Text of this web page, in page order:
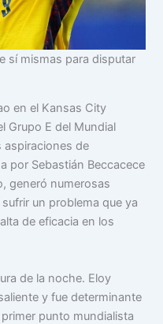
sí mismas para disputar
en el Kansas City
Grupo E del Mundial
aspiraciones de
por Sebastián Beccacece
generó numerosas
un problema que ya
de eficacia en los
de la noche. Eloy
y fue determinante
punto mundialista